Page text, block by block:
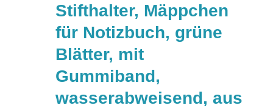
Stifthalter, Mäppchen
für Notizbuch, grüne
Blätter, mit
Gummiband,
wasserabweisend, aus